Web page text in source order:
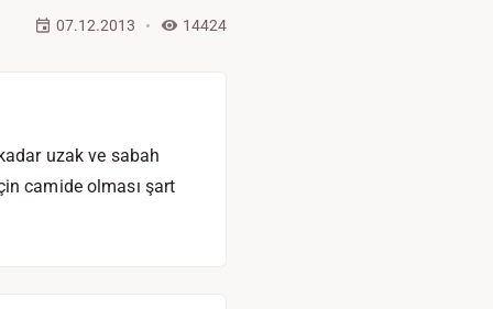
07.12.2013 14424
uzak ve sabah
camide olması şart